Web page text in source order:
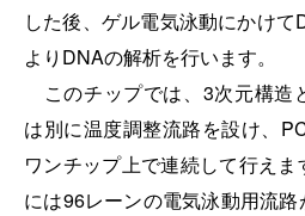
した後、ゲル電気泳動にかけ
よりDNAの解析を行います。
このチップでは、3次元構造
は別に温度調整流路を設け、
ワンチップ上で連続して行え
には96レーンの電気泳動用流